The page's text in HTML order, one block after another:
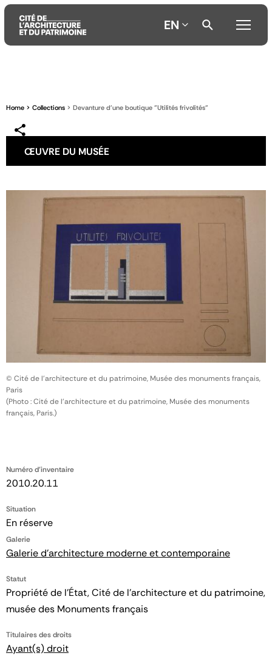
contenu
menu
la
EN
Home Collections Devanture d'une boutique "Utilités frivolités"
ŒUVRE DU MUSÉE
Numéro d'inventaire
2010.20.11
Situation
En réserve
Galerie
Galerie d'architecture moderne et contemporaine
Statut
Propriété de l’État, Cité de l’architecture et du patrimoine,
musée des Monuments français
Titulaires des droits
Ayant(s) droit
© Cité de l'architecture et du patrimoine, Musée des monuments français,
Paris
(Photo : Cité de l'architecture et du patrimoine, Musée des monuments
français, Paris.)